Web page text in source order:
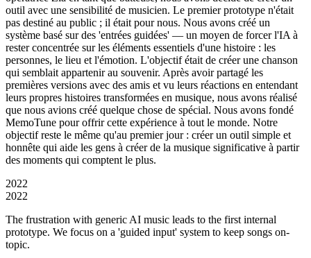
outil avec une sensibilité de musicien. Le premier prototype n'était
pas destiné au public ; il était pour nous. Nous avons créé un
système basé sur des 'entrées guidées' — un moyen de forcer l'IA à
rester concentrée sur les éléments essentiels d'une histoire : les
personnes, le lieu et l'émotion. L'objectif était de créer une chanson
qui semblait appartenir au souvenir. Après avoir partagé les
premières versions avec des amis et vu leurs réactions en entendant
leurs propres histoires transformées en musique, nous avons réalisé
que nous avions créé quelque chose de spécial. Nous avons fondé
MemoTune pour offrir cette expérience à tout le monde. Notre
objectif reste le même qu'au premier jour : créer un outil simple et
honnête qui aide les gens à créer de la musique significative à partir
des moments qui comptent le plus.
2022
2022
The frustration with generic AI music leads to the first internal
prototype. We focus on a 'guided input' system to keep songs on-
topic.